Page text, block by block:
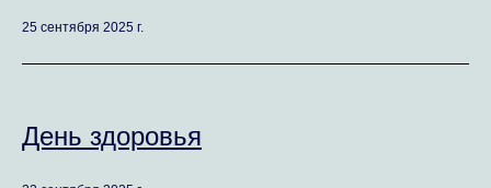
25 сентября 2025 г.
День здоровья